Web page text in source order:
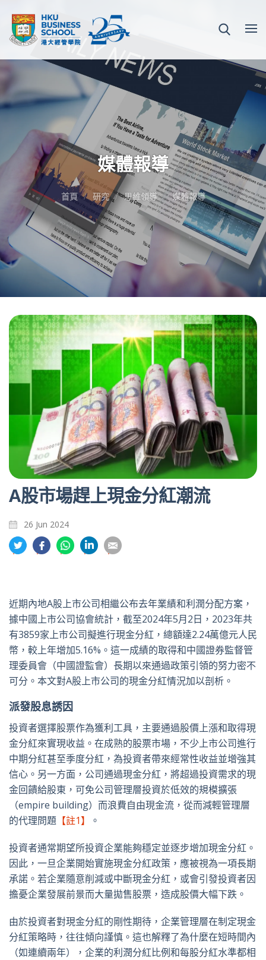
媒體報導
首頁 研究 思維領導 媒體報導
A股市場趕上現金分紅潮流
26 Jun 2024
分
享
特
分
享
書
分
享
享
英
享
郵
近期內地A股上市公司相繼公布去年業績和利潤分配方案，
據中國上市公司協會統計，截至2024年5月2日，2023年共
有3859家上市公司擬進行現金分紅，總額達2.24萬億元人民
幣，較上年增加5.16%。這一成績的取得和中國證券監督管
理委員會（中國證監會）長期以來通過政策引領的努力密不
可分。本文對A股上市公司的現金分紅情況加以剖析。
派發股息誘因
投資者選擇股票作為獲利工具，主要通過股價上漲和取得現
金分紅來實現收益。在成熟的股票市場，不少上市公司進行
中期分紅甚至季度分紅，為投資者帶來經常性收益並增強其
信心。另一方面，公司通過現金分紅，將超過投資需求的現
金回饋給股東，可免公司管理層投資於低效的規模擴張
（empire building）而浪費自由現金流，從而減輕管理層
的代理問題 【註1】 。
投資者通常期望所投資企業能夠穩定並逐步增加現金分紅。
因此，一旦企業開始實施現金分紅政策，應被視為一項長期
承諾。若企業隨意削減或中斷現金分紅，或會引發投資者因
擔憂企業發展前景而大量拋售股票，造成股價大幅下跌。
由於投資者對現金分紅的剛性期待，企業管理層在制定現金
分紅策略時，往往傾向謹慎。這也解釋了為什麼在短時間內
（如連續兩年），企業的利潤分紅比例和每股分紅水準都相